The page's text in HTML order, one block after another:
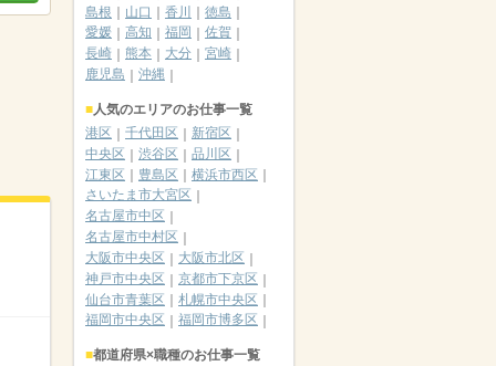
島根
山口 香川
徳島
愛媛
高知 福岡
佐賀
長崎
熊本 大分
宮崎
鹿児島
沖縄
人気のエリアのお仕事一覧
港区
千代田区
新宿区
中央区
渋谷区
品川区
江東区
豊島区
横浜市西区
さいたま市大宮区
名古屋市中区
名古屋市中村区
大阪市中央区
大阪市北区
神戸市中央区
京都市下京区
仙台市青葉区
札幌市中央区
福岡市中央区
福岡市博多区
都道府県×職種のお仕事一覧